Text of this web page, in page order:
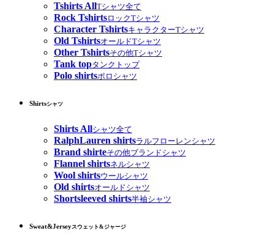
Tshirts AllTシャツ全て
Rock TshirtsロックTシャツ
Character TshirtsキャラクターTシャツ
Old TshirtsオールドTシャツ
Other Tshirtsその他Tシャツ
Tank topタンクトップ
Polo shirtsポロシャツ
Shirtsシャツ
Shirts Allシャツ全て
RalphLauren shirtsラルフローレンシャツ
Brand shirteその他ブランドシャツ
Flannel shirtsネルシャツ
Wool shirtsウールシャツ
Old shirtsオールドシャツ
Shortsleeved shirts半袖シャツ
Sweat&Jerseyスウェット&ジャージ